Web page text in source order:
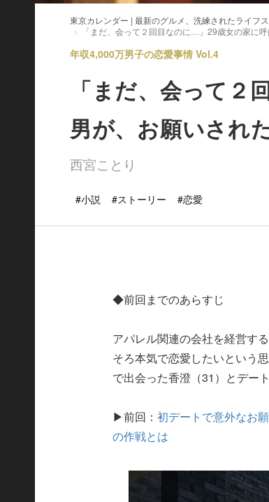
東京カレンダー | 最新のグルメ、洗練されたライフ
「まだ、会って２回目なのに…」29歳女の家に
年収4,000万男子の恋愛事情 Vol.4
「まだ、会って
男が、お願いされ
西宮ことり
#小説 #ストーリー #恋愛
◆前回までのあらすじ
アパレル関連の会社を経営す
そろ本気で恋愛したいという
で出会った香澄（31）とデー
▶前回：初デートで意外なお
の作戦とは